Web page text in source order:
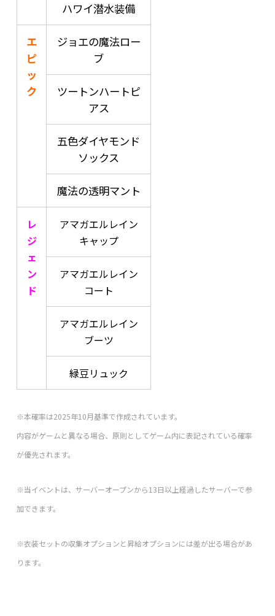
ハワイ潜水装備
エ
ピ
ッ
ク
ジョエの魔法ロー
ブ
ツートンハートピ
アス
五色ダイヤモンド
ソックス
魔法の透明マント
レ
ジ
ェ
ン
ド
アマガエルレイン
キャップ
アマガエルレイン
コート
アマガエルレイン
ブーツ
緑豆リュック
※本確率は2025年10月基準で作成されています。
内容がゲームと異なる場合、原則としてゲーム内に表記されている確率
が優先されます。
※当イベントは、サーバーオープンから13日以上経過したサーバーで参
加できます。
※衣装セットの収集オプションと昇給オプションには差が出る場合があ
ります。